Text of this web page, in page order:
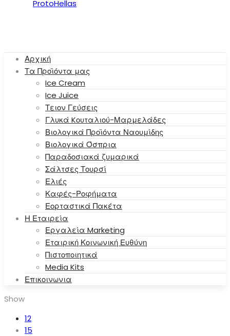
Αρχική
Τα Προϊόντα μας
Ice Cream
Ice Juice
Τειον Γεύσεις
Γλυκά Kουταλιού-Μαρμελάδες
Βιολογικά Προϊόντα Ναουμίδης
Βιολογικά Όσπρια
Παραδοσιακά ζυμαρικά
Σάλτσες Τουρσί
Ελιές
Καφές-Ροφήματα
Εορταστικά Πακέτα
Η Εταιρεία
Εργαλεία Marketing
Εταιρική Κοινωνική Ευθύνη
Πιστοποιητικά
Media Kits
Επικοινωνια
Show
12
15